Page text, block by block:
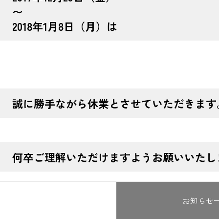
〜
2018年1月8日（月）は
誠に勝手ながら休業とさせていただきます
何卒ご理解いただけますようお願いいたし
お知らせ